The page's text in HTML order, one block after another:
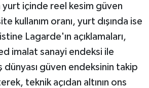
içinde reel kesim güven
kullanım oranı, yurt dışında ise
Lagarde'ın açıklamaları,
imalat sanayi endeksi ile
güven endeksinin takip
teknik açıdan altının ons